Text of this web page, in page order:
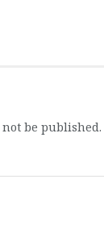
be published.